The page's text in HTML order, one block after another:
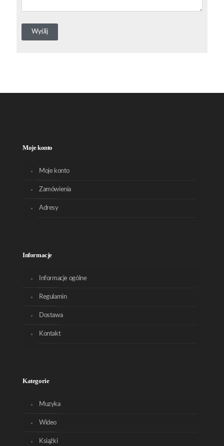
Moje konto
Moje konto
Zamówienia
Adresy
Informacje
Informacje ogólne
Regulamin
Dostawa
Kontakt
Kategorie
Muzyka
Wideo
Książki